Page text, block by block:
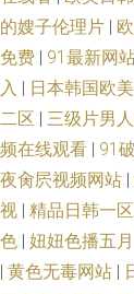
的嫂子伦理片 |
免费 | 91最新网
入 | 日本韩国欧
二区 | 三级片男
频在线观看 | 91
夜肏屄视频网站 |
视 | 精品日韩一
色 | 妞妞色播五月
| 黄色无毒网站 |